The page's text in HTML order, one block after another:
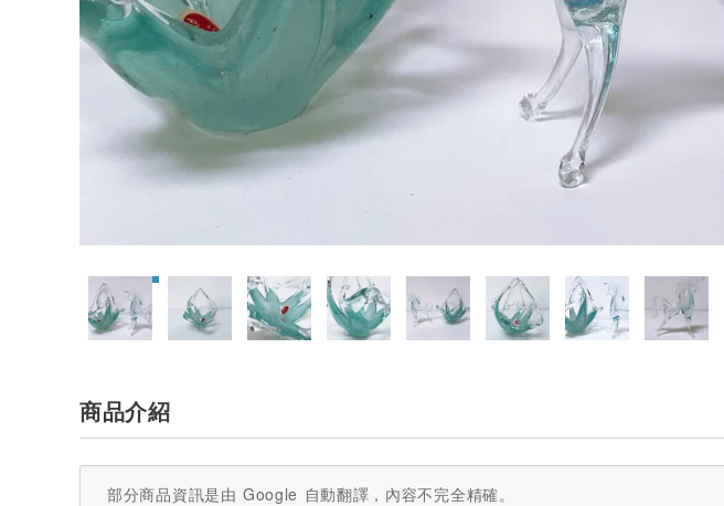
商品介紹
部分商品資訊是由 Google 自動翻譯，內容不完全精確。